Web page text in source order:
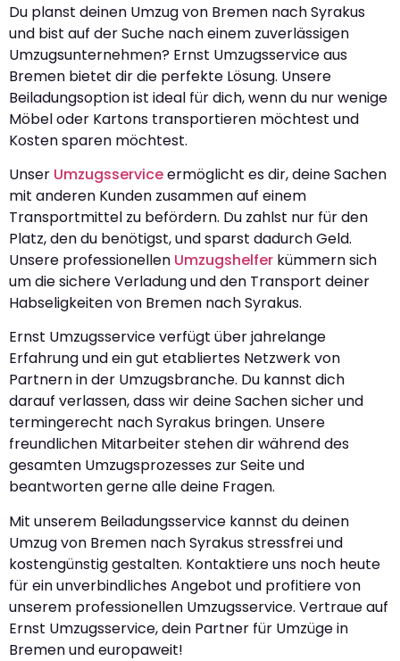
Du planst deinen Umzug von Bremen nach Syrakus
und bist auf der Suche nach einem zuverlässigen
Umzugsunternehmen? Ernst Umzugsservice aus
Bremen bietet dir die perfekte Lösung. Unsere
Beiladungsoption ist ideal für dich, wenn du nur wenige
Möbel oder Kartons transportieren möchtest und
Kosten sparen möchtest.
Unser Umzugsserviceermöglicht es dir, deine Sachen
mit anderen Kunden zusammen auf einem
Transportmittel zu befördern. Du zahlst nur für den
Platz, den du benötigst, und sparst dadurch Geld.
Unsere professionellen Umzugshelfer kümmern sich
um die sichere Verladung und den Transport deiner
Habseligkeiten von Bremen nach Syrakus.
Ernst Umzugsservice verfügt über jahrelange
Erfahrung und ein gut etabliertes Netzwerk von
Partnern in der Umzugsbranche. Du kannst dich
darauf verlassen, dass wir deine Sachen sicher und
termingerecht nach Syrakus bringen. Unsere
freundlichen Mitarbeiter stehen dir während des
gesamten Umzugsprozesses zur Seite und
beantworten gerne alle deine Fragen.
Mit unserem Beiladungsservice kannst du deinen
Umzug von Bremen nach Syrakus stressfrei und
kostengünstig gestalten. Kontaktiere uns noch heute
für ein unverbindliches Angebot und profitiere von
unserem professionellen Umzugsservice. Vertraue auf
Ernst Umzugsservice, dein Partner für Umzüge in
Bremen und europaweit!